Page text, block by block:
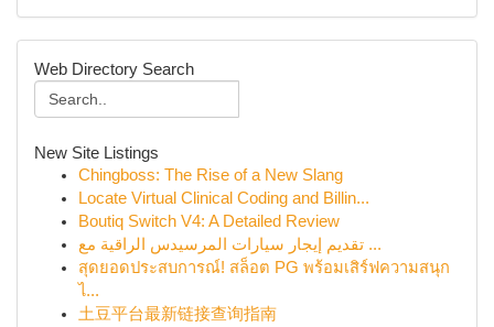
Web Directory Search
New Site Listings
Chingboss: The Rise of a New Slang
Locate Virtual Clinical Coding and Billin...
Boutiq Switch V4: A Detailed Review
تقديم إيجار سيارات المرسيدس الراقية مع ...
สุดยอดประสบการณ์! สล็อต PG พร้อมเสิร์ฟความสนุก
ไ...
土豆平台最新链接查询指南